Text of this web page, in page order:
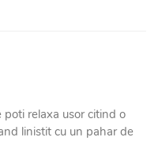
relaxa usor citind o
linistit cu un pahar de